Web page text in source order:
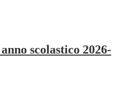
scolastico 2026-